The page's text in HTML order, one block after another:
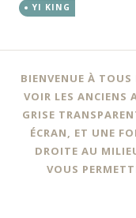
YI KING
des
articles
BIENVENUE À
VOIR LES ANCIENS
GRISE
ÉCRAN, ET UNE
DROITE AU
VOUS